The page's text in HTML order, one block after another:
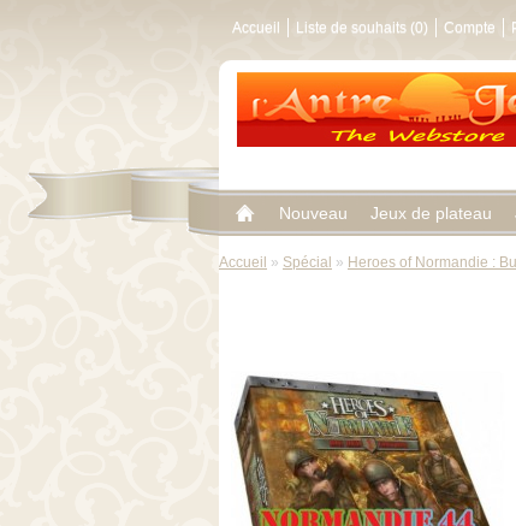
Accueil Liste de souhaits (0) Compte
Nouveau Jeux de plateau
Accueil » Spécial » Heroes of Normandie :